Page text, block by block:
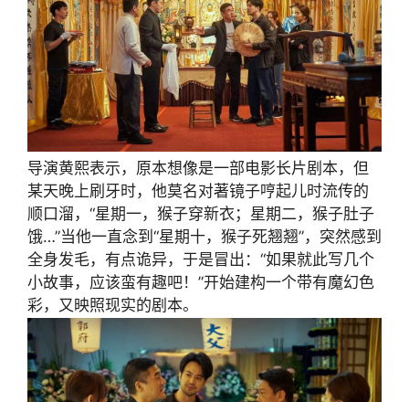
导演黄熙表示，原本想像是一部电影长片剧本，但
某天晚上刷牙时，他莫名对著镜子哼起儿时流传的
顺口溜，“星期一，猴子穿新衣；星期二，猴子肚子
饿…”当他一直念到“星期十，猴子死翘翘”，突然感到
全身发毛，有点诡异，于是冒出：“如果就此写几个
小故事，应该蛮有趣吧！”开始建构一个带有魔幻色
彩，又映照现实的剧本。